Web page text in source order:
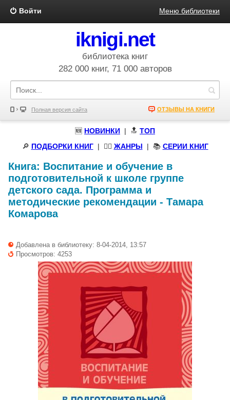
Войти Меню библиотеки
iknigi.net
библиотека книг
282 000 книг, 71 000 авторов
Полная версия сайта ОТЗЫВЫ НА КНИГИ
🆕 НОВИНКИ | 🔝 ТОП
🔎 ПОДБОРКИ КНИГ| 🧝‍♀️ ЖАНРЫ | 📚 СЕРИИ КНИГ
Книга: Воспитание и обучение в
подготовительной к школе группе
детского сада. Программа и
методические рекомендации - Тамара
Комарова
Добавлена в библиотеку: 8-04-2014, 13:57
Просмотров: 4253